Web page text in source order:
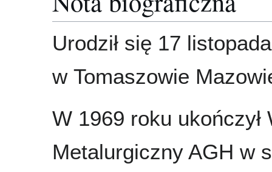
Urodził się 17
w Tomaszowie
W 1969 roku ukończył
Metalurgiczny AGH w